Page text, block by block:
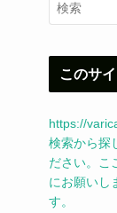
このサ
https://
検索から探
ださい。こ
にお願いし
す。